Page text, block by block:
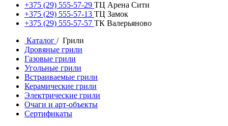
+375 (29) 555-57-29 ТЦ Арена Сити
+375 (29) 555-57-13 ТЦ Замок
+375 (29) 555-57-57 ТК Валерьяново
Каталог / Грили
Дровяные грили
Газовые грили
Угольные грили
Встраиваемые грили
Керамические грили
Электрические грили
Очаги и арт-объекты
Сертификаты